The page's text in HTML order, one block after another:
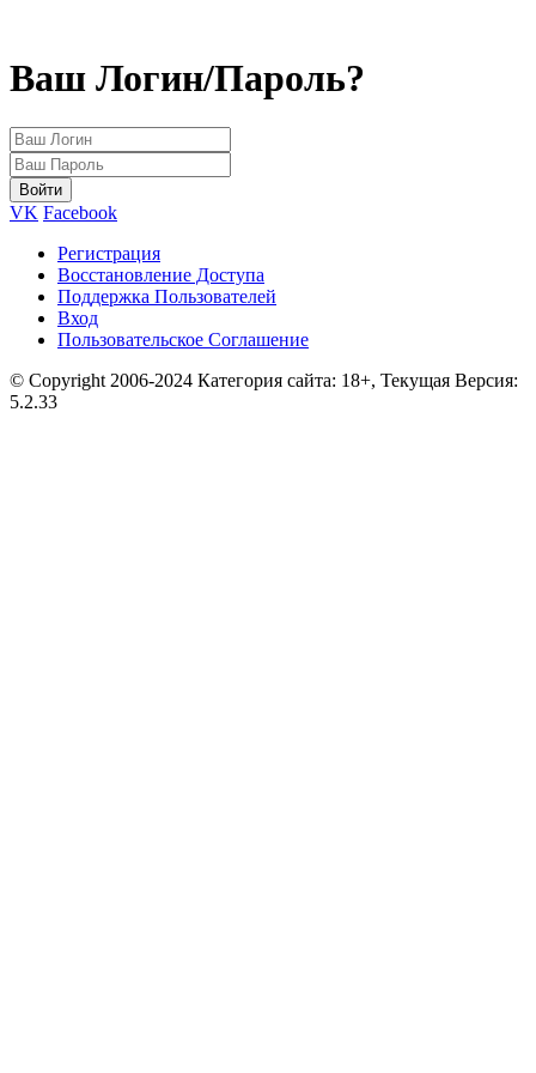
Ваш Логин/Пароль?
VK Facebook
Регистрация
Восстановление Доступа
Поддержка Пользователей
Вход
Пользовательское Соглашение
© Copyright 2006-2024 Категория сайта: 18+, Текущая Версия:
5.2.33